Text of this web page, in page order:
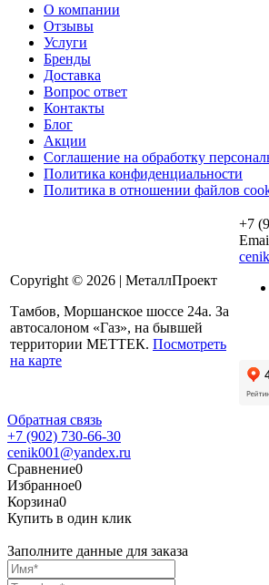
О компании
Отзывы
Услуги
Бренды
Доставка
Вопрос ответ
Контакты
Блог
Акции
Соглашение на обработку
Политика конфиденциальности
Политика в отношении файлов
Copyright © 2026 | МеталлПроект
Тамбов, Моршанское шоссе 24а. За
автосалоном «Газ», на бывшей
территории МЕТТЕК. Посмотреть
на карте
+7
Обратная связь
+7 (902) 730-66-30
cenik001@yandex.ru
Сравнение0
Избранное0
Корзина0
Купить в один клик
Заполните данные для заказа